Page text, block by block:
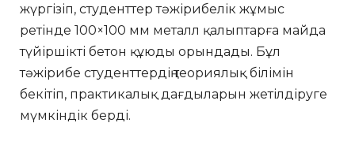
жүргізіп, студенттер тәжірибелік жұмыс
ретінде 100×100 мм металл қалыптарға майда
түйіршікті бетон құюды орындады. Бұл
тәжірибе студенттердің теориялық білімін
бекітіп, практикалық дағдыларын жетілдіруге
мүмкіндік берді.